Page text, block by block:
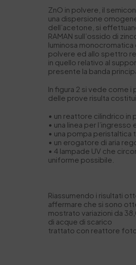
ZnO in polvere, il
una dispersione
dell’acetone, si
RAMAN sull’ossido di
luminosa monocromatica
polvere ed allo spettro
in quello relativo al
presente la banda
In figura 2 si vede come
delle prove risulta
• un reattore cilindrico in
• una linea per
• una pompa peristaltica
• un erogatore di aria
• 4 lampade UV che
uniforme possibile.
Riassumendo i risultati
affermare che si sono
mostrato variazioni da
di acque di scarico
trattato con reattore